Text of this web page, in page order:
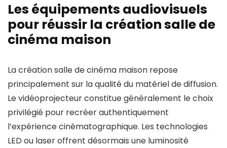
Les équipements audiovisuels
pour réussir la création salle de
cinéma maison
La création salle de cinéma maison repose
principalement sur la qualité du matériel de diffusion.
Le vidéoprojecteur constitue généralement le choix
privilégié pour recréer authentiquement
l’expérience cinématographique. Les technologies
LED ou laser offrent désormais une luminosité